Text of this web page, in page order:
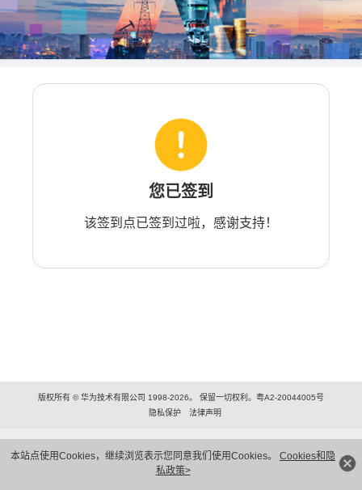
本站点使用Cookies，继续浏览表示您同意我们使用Cookies。 Cookies和隐
私政策>
您已签到
该签到点已签到过啦，感谢支持！
版权所有 © 华为技术有限公司 1998-2026。 保留一切权利。粤A2-20044005号
隐私保护
法律声明